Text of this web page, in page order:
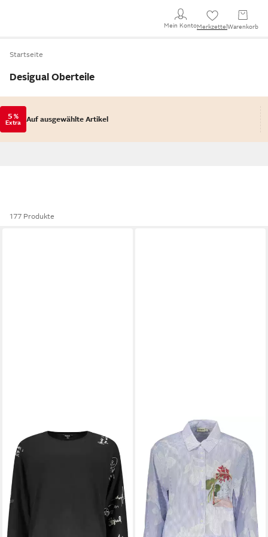
Mein KontoMerkzettel Warenkorb
Startseite
Desigual Oberteile
5 %
Extra Auf ausgewählte Artikel
177 Produkte